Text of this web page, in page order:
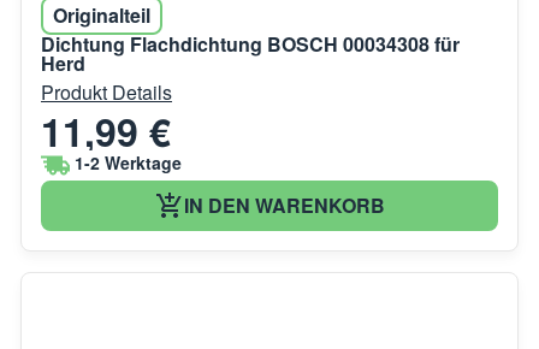
Originalteil
Dichtung Flachdichtung BOSCH 00034308 für
Herd
Produkt Details
11,99 €
1-2 Werktage
IN DEN WARENKORB